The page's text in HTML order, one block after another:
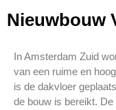
Nieuwbouw
In Amsterdam Zuid
van een ruime en
is de dakvloer
de bouw is bereikt.